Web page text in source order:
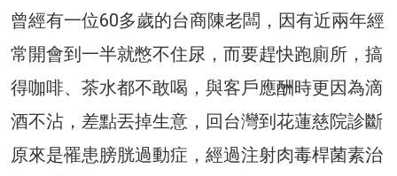
曾經有一位60多歲的台商陳老闆，因有近兩年經
常開會到一半就憋不住尿，而要趕快跑廁所，搞
得咖啡、茶水都不敢喝，與客戶應酬時更因為滴
酒不沾，差點丟掉生意，回台灣到花蓮慈院診斷
原來是罹患膀胱過動症，經過注射肉毒桿菌素治